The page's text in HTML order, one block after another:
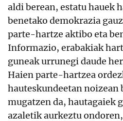
aldi berean, estatu hauek
benetako demokrazia
parte-hartze aktibo eta
Informazio, erabakiak
guneak urrunegi daude
Haien parte-hartzea
hauteskundeetan noizean
mugatzen da, hautagaiek
azaletik aurkeztu